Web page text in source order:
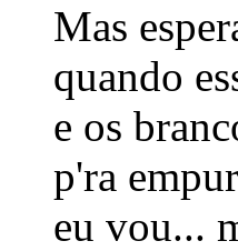
Mas
quando
e os
p'ra
eu vou...